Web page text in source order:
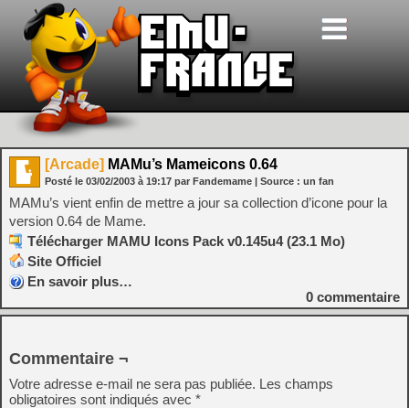
[Arcade] MAMu’s Mameicons 0.64
Posté le 03/02/2003 à 19:17 par Fandemame | Source : un fan
MAMu’s vient enfin de mettre a jour sa collection d’icone pour la
version 0.64 de Mame.
Télécharger MAMU Icons Pack v0.145u4 (23.1 Mo)
Site Officiel
En savoir plus…
0 commentaire
Commentaire ¬
Votre adresse e-mail ne sera pas publiée. Les champs
obligatoires sont indiqués avec *